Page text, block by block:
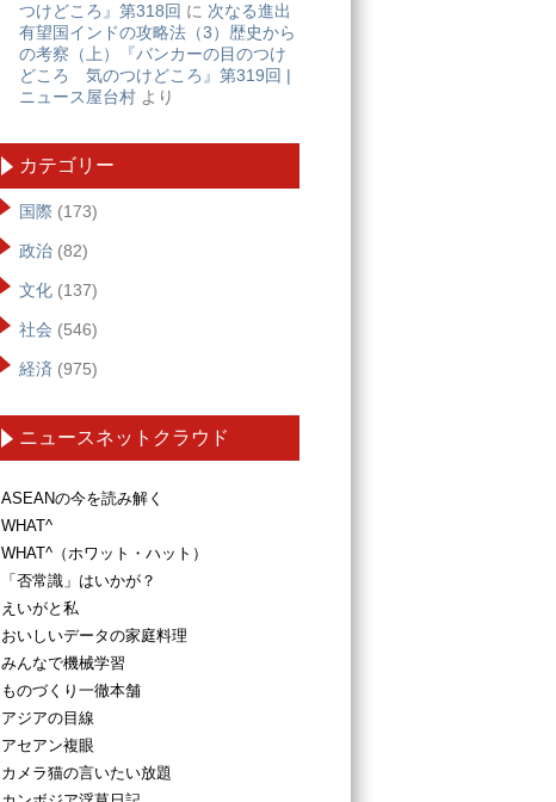
つけどころ』第318回 に 次なる進出
有望国インドの攻略法（3）歴史から
の考察（上）『バンカーの目のつけ
どころ 気のつけどころ』第319回 |
ニュース屋台村 より
カテゴリー
国際 (173)
政治 (82)
文化 (137)
社会 (546)
経済 (975)
ニュースネットクラウド
ASEANの今を読み解く
WHAT^
WHAT^（ホワット・ハット）
「否常識」はいかが？
えいがと私
おいしいデータの家庭料理
みんなで機械学習
ものづくり一徹本舗
アジアの目線
アセアン複眼
カメラ猫の言いたい放題